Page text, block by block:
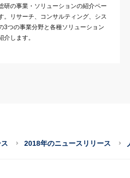
研の事業・ソリューションの紹介ペー
。リサーチ、コンサルティング、シス
3つの事業分野と各種ソリューション
介します。
2018年のニュースリリース